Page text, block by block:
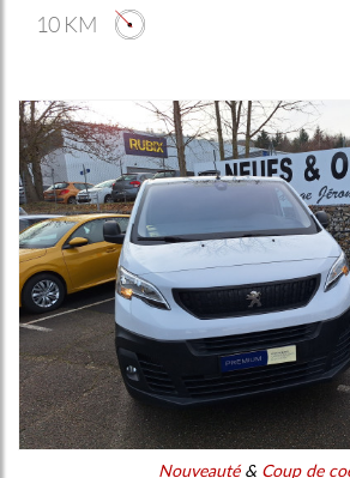
10 KM
Nouveauté& Coup de